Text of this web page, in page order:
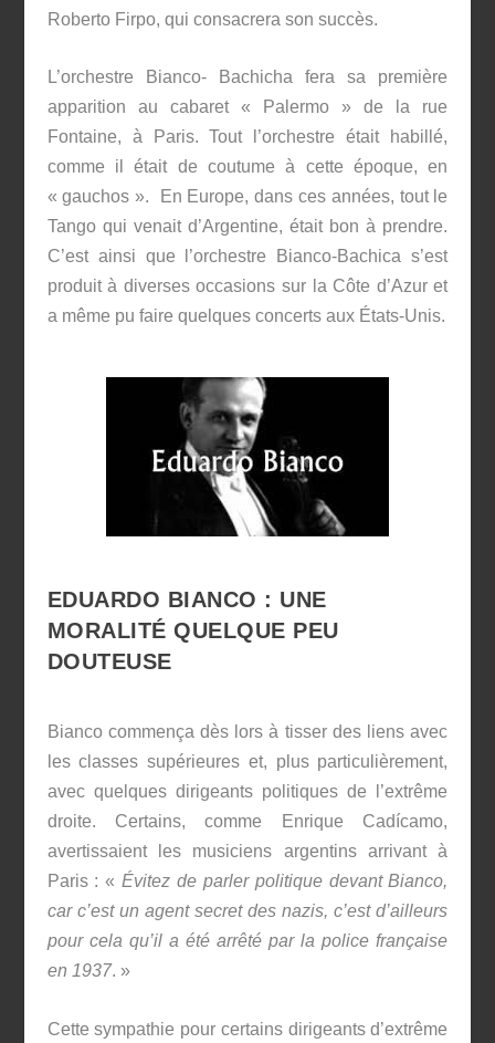
Roberto Firpo, qui consacrera son succès.
L’orchestre Bianco- Bachicha fera sa première
apparition au cabaret « Palermo » de la rue
Fontaine, à Paris. Tout l’orchestre était habillé,
comme il était de coutume à cette époque, en
« gauchos ». En Europe, dans ces années, tout le
Tango qui venait d’Argentine, était bon à prendre.
C’est ainsi que l’orchestre Bianco-Bachica s’est
produit à diverses occasions sur la Côte d’Azur et
a même pu faire quelques concerts aux États-Unis.
EDUARDO BIANCO : UNE
MORALITÉ QUELQUE PEU
DOUTEUSE
Bianco commença dès lors à tisser des liens avec
les classes supérieures et, plus particulièrement,
avec quelques dirigeants politiques de l’extrême
droite. Certains, comme Enrique Cadícamo,
avertissaient les musiciens argentins arrivant à
Paris : «Évitez de parler politique devant Bianco,
car c’est un agent secret des nazis, c’est d’ailleurs
pour cela qu’il a été arrêté par la police française
en 1937. »
Cette sympathie pour certains dirigeants d’extrême